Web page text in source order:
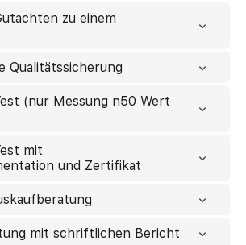
zu einem
Qualitätssicherung
(nur Messung n50 Wert
mit
und Zertifikat
mit schriftlichen Bericht